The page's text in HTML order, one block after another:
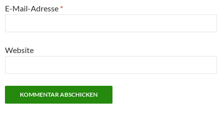
E-Mail-Adresse *
Website